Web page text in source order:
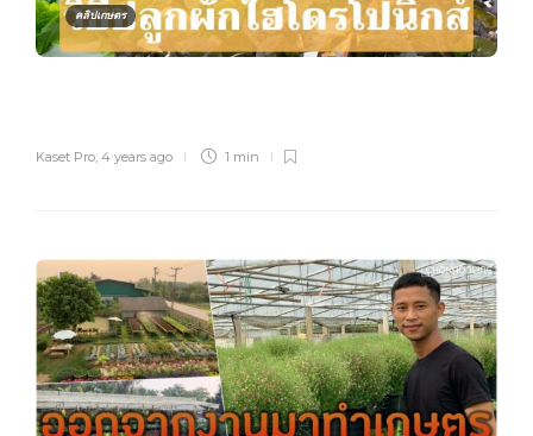
คลิปเกษตร
Kaset Pro, 4 years ago 1 min